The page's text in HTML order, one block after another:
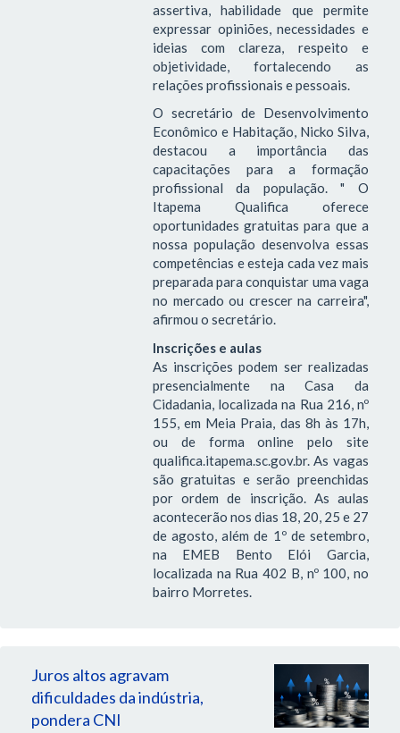
assertiva, habilidade que permite
expressar opiniões, necessidades e
ideias com clareza, respeito e
objetividade, fortalecendo as
relações profissionais e pessoais.
O secretário de Desenvolvimento
Econômico e Habitação, Nicko Silva,
destacou a importância das
capacitações para a formação
profissional da população. " O
Itapema Qualifica oferece
oportunidades gratuitas para que a
nossa população desenvolva essas
competências e esteja cada vez mais
preparada para conquistar uma vaga
no mercado ou crescer na carreira",
afirmou o secretário.
Inscrições e aulas
As inscrições podem ser realizadas
presencialmente na Casa da
Cidadania, localizada na Rua 216, nº
155, em Meia Praia, das 8h às 17h,
ou de forma online pelo site
qualifica.itapema.sc.gov.br. As vagas
são gratuitas e serão preenchidas
por ordem de inscrição. As aulas
acontecerão nos dias 18, 20, 25 e 27
de agosto, além de 1º de setembro,
na EMEB Bento Elói Garcia,
localizada na Rua 402 B, nº 100, no
bairro Morretes.
Juros altos agravam
dificuldades da indústria,
pondera CNI